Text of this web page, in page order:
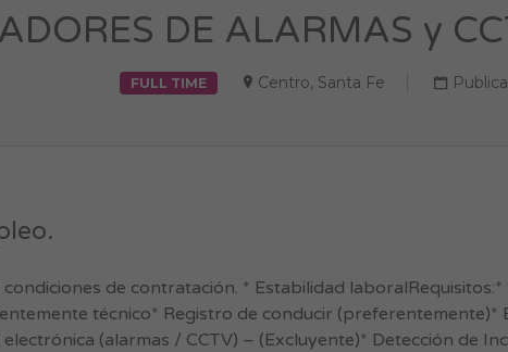
DE ALARMAS y
FULL TIME Centro, Santa Fe
de contratación. * Estabilidad
técnico* Registro de conducir (preferentemente)*
(alarmas / CCTV) – (Excluyente)* Detección de